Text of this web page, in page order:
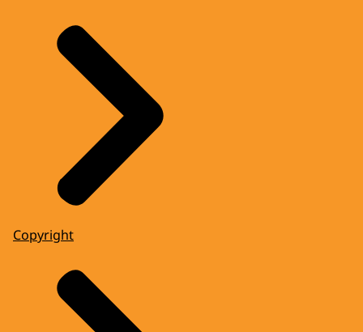
Copyright